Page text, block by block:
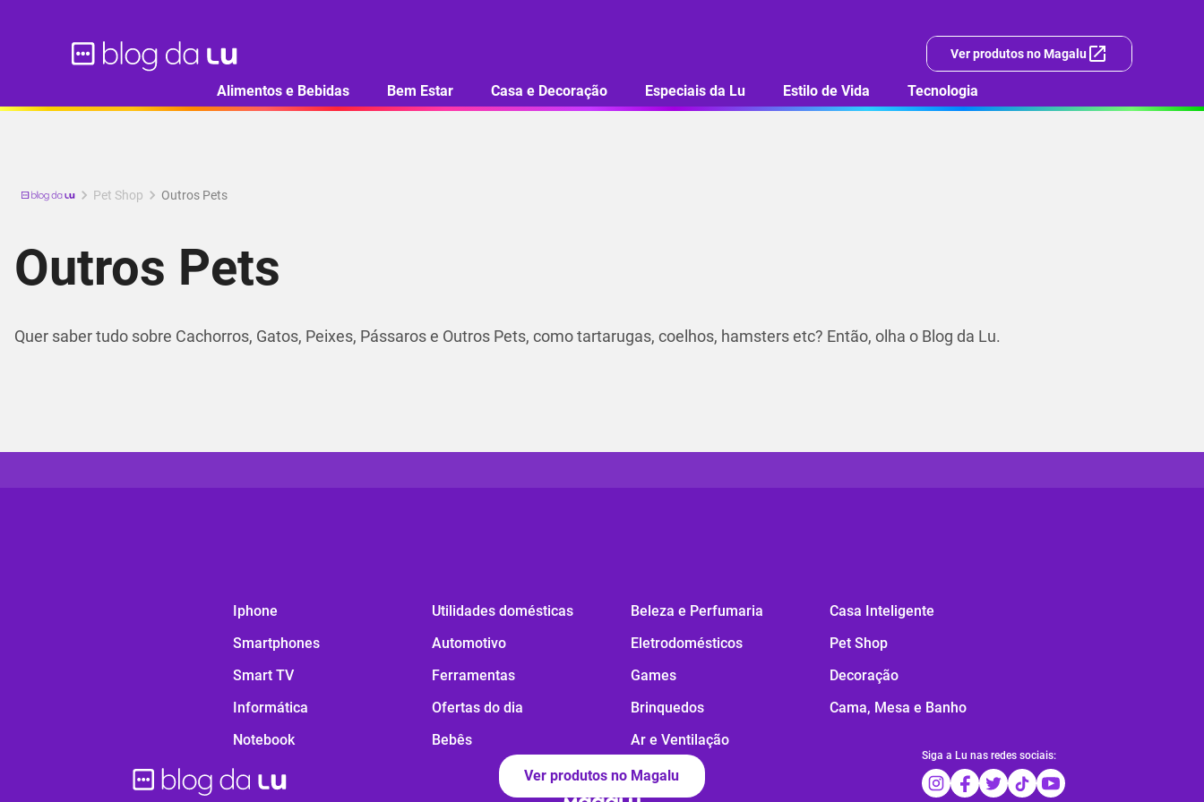
Ver produtos no Magalu
Alimentos e Bebidas Bem Estar Casa e Decoração Especiais da Lu Estilo de Vida Tecnologia
Pet Shop Outros Pets
Outros Pets
Quer saber tudo sobre Cachorros, Gatos, Peixes, Pássaros e Outros Pets, como tartarugas, coelhos, hamsters etc? Então, olha o Blog da Lu.
Iphone
Smartphones
Smart TV
Informática
Notebook
Utilidades domésticas
Automotivo
Ferramentas
Ofertas do dia
Bebês
Beleza e Perfumaria
Eletrodomésticos
Games
Brinquedos
Ar e Ventilação
Casa Inteligente
Pet Shop
Decoração
Cama, Mesa e Banho
Ver produtos no Magalu
Siga a Lu nas redes sociais: